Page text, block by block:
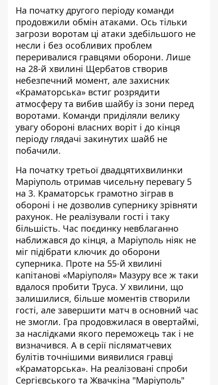
На початку другого періоду команди
продовжили обмін атаками. Ось тільки
загрози воротам ці атаки здебільшого не
несли і без особливих проблем
переривалися гравцями оборони. Лише
на 28-й хвилині Щербатов створив
небезпечний момент, але захисник
«Краматорська» встиг розрядити
атмосферу та вибив шайбу із зони перед
воротами. Команди приділяли велику
увагу обороні власних воріт і до кінця
періоду глядачі закинутих шайб не
побачили.
На початку третьої двадцятихвилинки
Маріуполь отримав чисельну перевагу 5
на 3. Краматорськ грамотно зіграв в
обороні і не дозволив супернику зрівняти
рахунок. Не реалізували гості і таку
більшість. Час поєдинку невблаганно
наближався до кінця, а Маріуполь ніяк не
міг підібрати ключик до оборони
суперника. Проте на 55-й хвилині
капітанові «Маріуполя» Мазуру все ж таки
вдалося пробити Труса. У хвилини, що
залишилися, більше моментів створили
гості, але завершити матч в основний час
не змогли. Гра продовжилася в овертаймі,
за наслідками якого переможець так і не
визначився. А в серії післяматчевих
булітів точнішими виявилися гравці
«Краматорська». На реалізовані спроби
Сергієвського та Жвачкіна "Маріуполь"